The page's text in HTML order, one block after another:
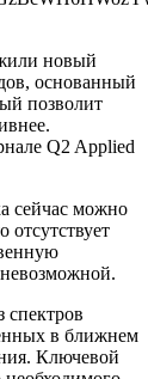
новый
основанный
позволит
Q2 Applied
сейчас можно
отсутствует
спектров
в ближнем
Ключевой